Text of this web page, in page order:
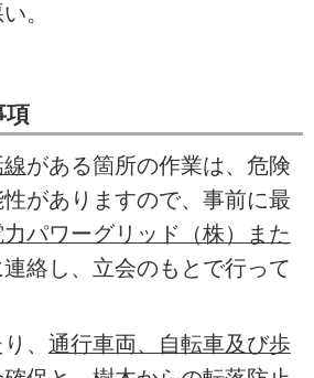
。
項
がある箇所の作業は、危険
がありますので、事前に最
パワーグリッド（株）また
連絡し、立会のもとで行って
、 通行車両、自転車及び歩